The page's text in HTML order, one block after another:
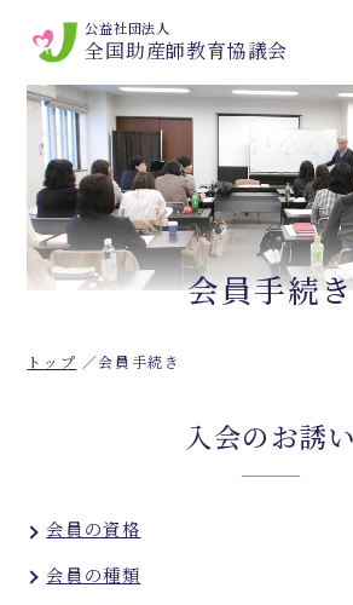
公益社団法人
全国助産師教育協議会
会員手続き
トップ 会員手続き
入会のお誘い
会員の資格
会員の種類